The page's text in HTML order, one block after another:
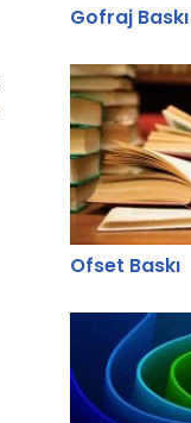
Gofraj
Ofset Baskı